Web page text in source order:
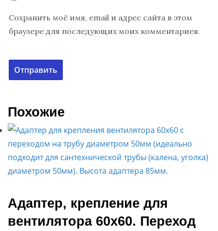
Сохранить моё имя, email и адрес сайта в этом
браузере для последующих моих комментариев.
Похожие
Адаптер, крепление для
вентилятора 60х60. Переход